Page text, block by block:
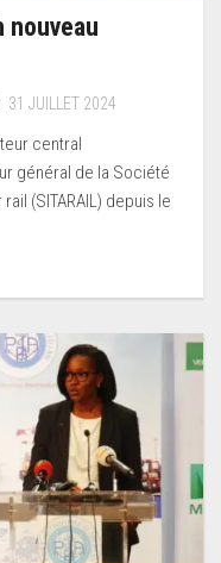
nouveau
31 JUILLET 2024
central
général de la Société
(SITARAIL) depuis le